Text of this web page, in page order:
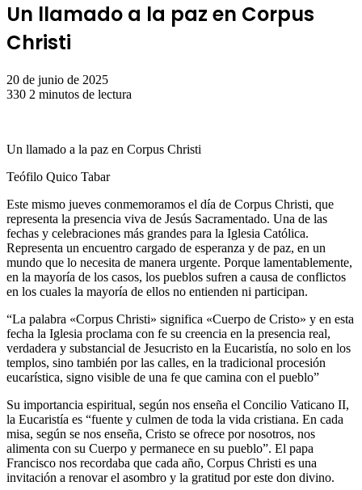
Un llamado a la paz en Corpus
Christi
20 de junio de 2025
330 2 minutos de lectura
Un llamado a la paz en Corpus Christi
Teófilo Quico Tabar
Este mismo jueves conmemoramos el día de Corpus Christi, que
representa la presencia viva de Jesús Sacramentado. Una de las
fechas y celebraciones más grandes para la Iglesia Católica.
Representa un encuentro cargado de esperanza y de paz, en un
mundo que lo necesita de manera urgente. Porque lamentablemente,
en la mayoría de los casos, los pueblos sufren a causa de conflictos
en los cuales la mayoría de ellos no entienden ni participan.
“La palabra «Corpus Christi» significa «Cuerpo de Cristo» y en esta
fecha la Iglesia proclama con fe su creencia en la presencia real,
verdadera y substancial de Jesucristo en la Eucaristía, no solo en los
templos, sino también por las calles, en la tradicional procesión
eucarística, signo visible de una fe que camina con el pueblo”
Su importancia espiritual, según nos enseña el Concilio Vaticano II,
la Eucaristía es “fuente y culmen de toda la vida cristiana. En cada
misa, según se nos enseña, Cristo se ofrece por nosotros, nos
alimenta con su Cuerpo y permanece en su pueblo”. El papa
Francisco nos recordaba que cada año, Corpus Christi es una
invitación a renovar el asombro y la gratitud por este don divino.